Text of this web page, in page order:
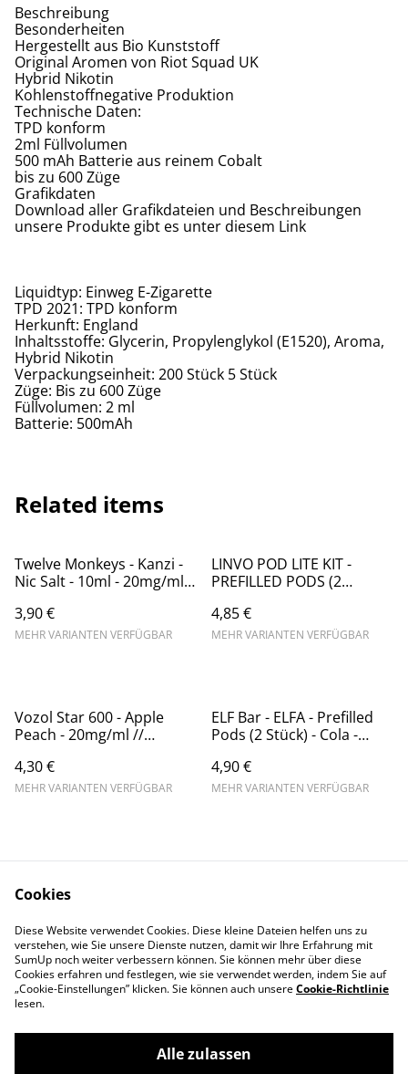
Beschreibung
Besonderheiten
Hergestellt aus Bio Kunststoff
Original Aromen von Riot Squad UK
Hybrid Nikotin
Kohlenstoffnegative Produktion
Technische Daten:
TPD konform
2ml Füllvolumen
500 mAh Batterie aus reinem Cobalt
bis zu 600 Züge
Grafikdaten
Download aller Grafikdateien und Beschreibungen
unsere Produkte gibt es unter diesem Link
Liquidtyp: Einweg E-Zigarette
TPD 2021: TPD konform
Herkunft: England
Inhaltsstoffe: Glycerin, Propylenglykol (E1520), Aroma,
Hybrid Nikotin
Verpackungseinheit: 200 Stück 5 Stück
Züge: Bis zu 600 Züge
Füllvolumen: 2 ml
Batterie: 500mAh
Related items
Twelve Monkeys - Kanzi -
Nic Salt - 10ml - 20mg/ml
3,90 €
MEHR VARIANTEN VERFÜGBAR
LINVO POD LITE KIT -
PREFILLED PODS (2
ICE - 20MG/ML //
STEUERWARE
4,85 €
MEHR VARIANTEN VERFÜGBAR
Vozol Star 600 - Apple
Peach - 20mg/ml //
4,30 €
MEHR VARIANTEN VERFÜGBAR
ELF Bar - ELFA - Prefilled
Pods (2 Stück) - Cola -
4,90 €
MEHR VARIANTEN VERFÜGBAR
Contact Us
Legal Terms
Privacy Policy
Cookie Policy
Cookies
Diese Website verwendet Cookies. Diese kleine Dateien helfen uns zu
verstehen, wie Sie unsere Dienste nutzen, damit wir Ihre Erfahrung mit
SumUp noch weiter verbessern können. Sie können mehr über diese
Cookies erfahren und festlegen, wie sie verwendet werden, indem Sie auf
„Cookie-Einstellungen” klicken. Sie können auch unsereCookie-Richtlinie
lesen.
Alle zulassen